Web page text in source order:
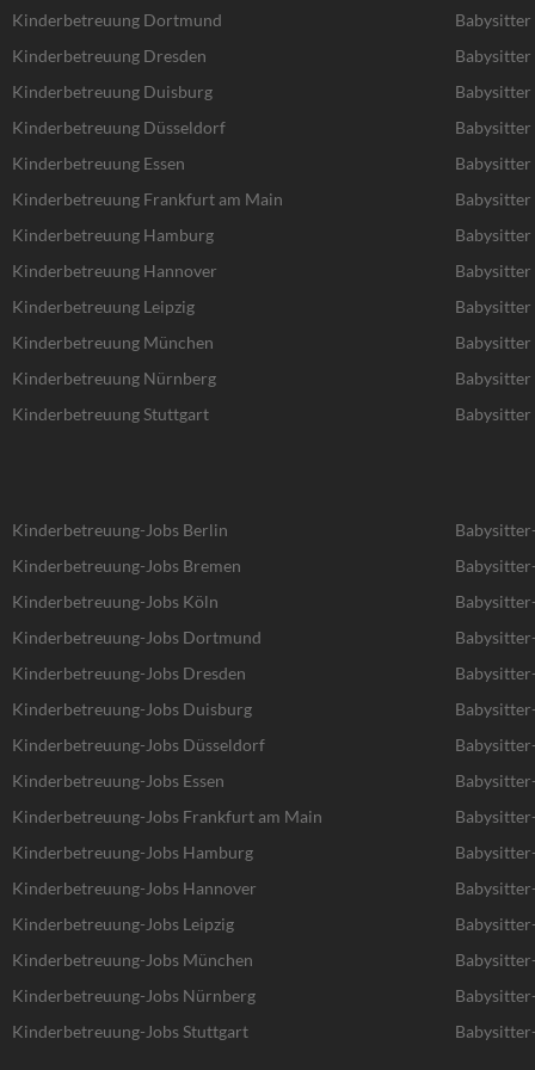
Kinderbetreuung Dortmund
Kinderbetreuung Dresden
Kinderbetreuung Duisburg
Kinderbetreuung Düsseldorf
Kinderbetreuung Essen
Kinderbetreuung Frankfurt am Main
Kinderbetreuung Hamburg
Kinderbetreuung Hannover
Kinderbetreuung Leipzig
Kinderbetreuung München
Kinderbetreuung Nürnberg
Kinderbetreuung Stuttgart
Babysitter
Babysitter
Babysitter
Kinderbetreuung-Jobs Berlin
Kinderbetreuung-Jobs Bremen
Kinderbetreuung-Jobs Köln
Kinderbetreuung-Jobs Dortmund
Kinderbetreuung-Jobs Dresden
Kinderbetreuung-Jobs Duisburg
Kinderbetreuung-Jobs Düsseldorf
Kinderbetreuung-Jobs Essen
Kinderbetreuung-Jobs Frankfurt am Main
Kinderbetreuung-Jobs Hamburg
Kinderbetreuung-Jobs Hannover
Kinderbetreuung-Jobs Leipzig
Kinderbetreuung-Jobs München
Kinderbetreuung-Jobs Nürnberg
Kinderbetreuung-Jobs Stuttgart